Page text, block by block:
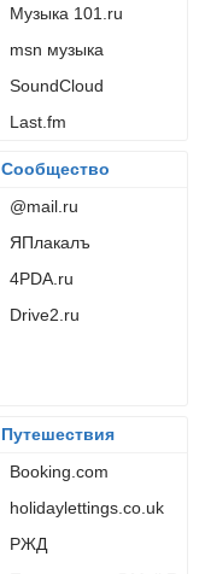
Музыка 101.ru
msn музыка
SoundCloud
Last.fm
Сообщество
@mail.ru
ЯПлакалъ
4PDA.ru
Drive2.ru
Путешествия
Booking.com
holidaylettings.co.uk
РЖД